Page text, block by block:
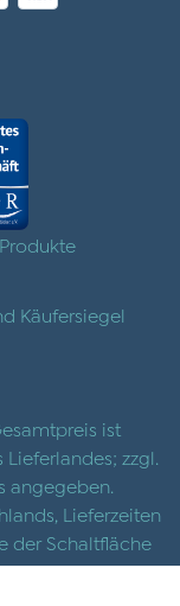
ist
zzgl.
angegeben.
Lieferzeiten
der Schaltfläche